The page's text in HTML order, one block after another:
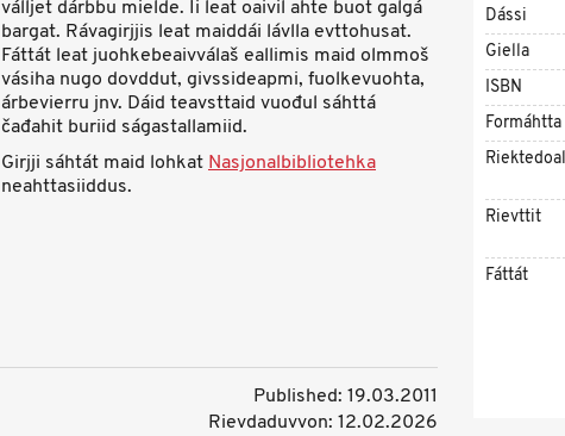
válljet dárbbu mielde. Ii leat oaivil ahte buot galgá
bargat. Rávagirjjis leat maiddái lávlla evttohusat.
Fáttát leat juohkebeaivválaš eallimis maid olmmoš
vásiha nugo dovddut, givssideapmi, fuolkevuohta,
árbevierru jnv. Dáid teavsttaid vuođul sáhttá
čađahit buriid ságastallamiid.
Girjji sáhtát maid lohkat Nasjonalbibliotehka
neahttasiiddus.
Published: 19.03.2011
Rievdaduvvon: 12.02.2026
Dássi
Giella
ISBN
Formáhtta
Rievttit
Fáttát